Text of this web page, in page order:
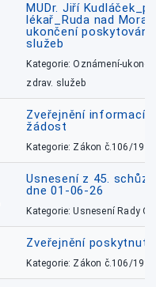
MUDr. Jiří
lékař_Ruda nad
ukončení
služeb
Kategorie: Oznámení-
zdrav. služeb
Zveřejnění informací
žádost
Kategorie: Zákon č.106/1999
Usnesení z 45.
dne 01-06-26
Kategorie: Usnesení Rady
Zveřejnění
Kategorie: Zákon č.106/1999